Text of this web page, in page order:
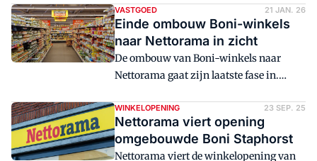
filiaal nummer 80.
VASTGOED 21 JAN. 26
Einde ombouw Boni-winkels
naar Nettorama in zicht
De ombouw van Boni-winkels naar
Nettorama gaat zijn laatste fase in.
geopend in Hoogland.
WINKELOPENING 23 SEP. 25
Nettorama viert opening
omgebouwde Boni Staphorst
Nettorama viert de winkelopening van